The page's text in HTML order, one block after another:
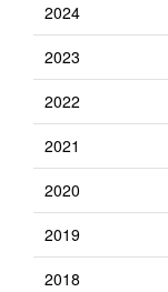
2024
2023
2022
2021
2020
2019
2018